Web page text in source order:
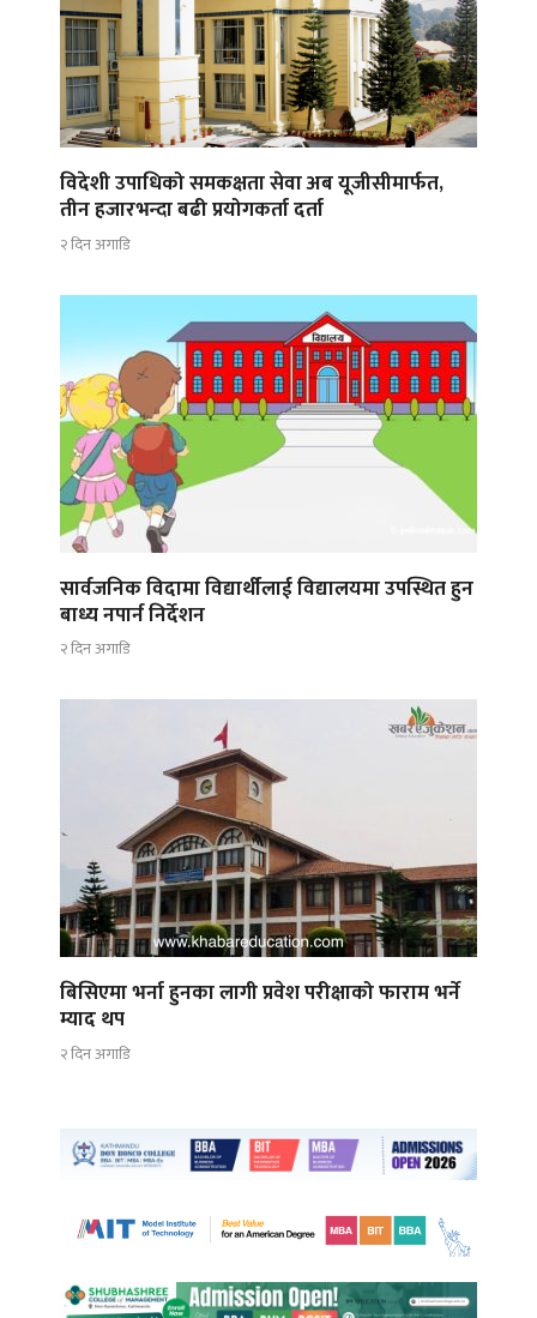
विदेशी उपाधिको समकक्षता सेवा अब यूजीसीमार्फत,
तीन हजारभन्दा बढी प्रयोगकर्ता दर्ता
२ दिन अगाडि
सार्वजनिक विदामा विद्यार्थीलाई विद्यालयमा उपस्थित हुन
बाध्य नपार्न निर्देशन
२ दिन अगाडि
बिसिएमा भर्ना हुनका लागी प्रवेश परीक्षाको फाराम भर्ने
म्याद थप
२ दिन अगाडि